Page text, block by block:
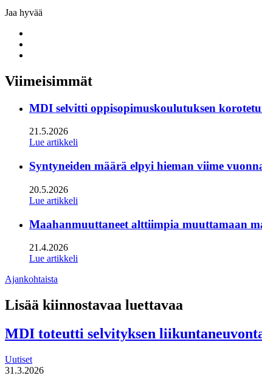
Jaa hyvää
twitter
Viimeisimmät
MDI selvitti oppisopimuskoulutuksen
21.5.2026
Lue artikkeli
Syntyneiden määrä elpyi hieman viime
20.5.2026
Lue artikkeli
Maahanmuuttaneet alttiimpia muuttamaan
21.4.2026
Lue artikkeli
Ajankohtaista
Lisää kiinnostavaa luettavaa
MDI toteutti selvityksen
Uutiset
31.3.2026